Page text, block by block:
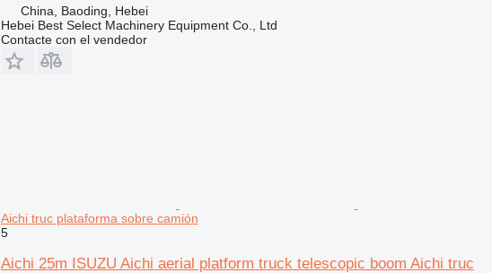
China, Baoding, Hebei
Hebei Best Select Machinery Equipment Co., Ltd
Contacte con el vendedor
Aichi truc plataforma sobre camión
5
Aichi 25m ISUZU Aichi aerial platform truck telescopic boom Aichi truc